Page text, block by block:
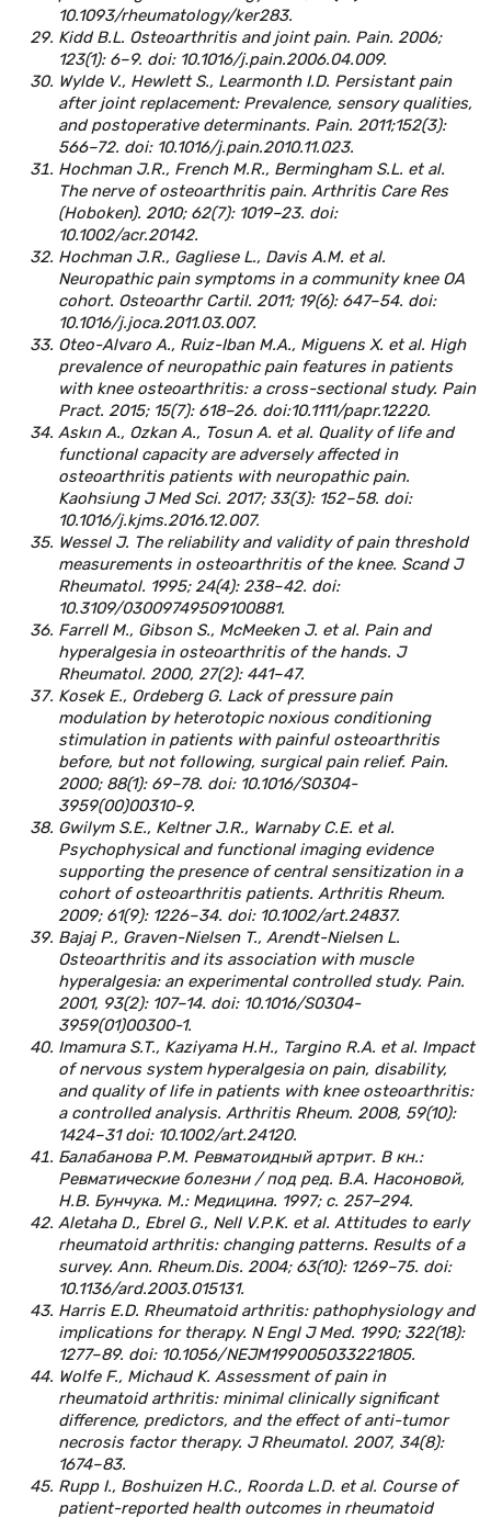
10.1093/rheumatology/ker283.
Kidd B.L. Osteoarthritis and joint pain. Pain. 2006;
123(1): 6–9. doi: 10.1016/j.pain.2006.04.009.
Wylde V., Hewlett S., Learmonth I.D. Persistant pain
after joint replacement: Prevalence, sensory qualities,
and postoperative determinants. Pain. 2011;152(3):
566–72. doi: 10.1016/j.pain.2010.11.023.
Hochman J.R., French M.R., Bermingham S.L. et al.
The nerve of osteoarthritis pain. Arthritis Care Res
(Hoboken). 2010; 62(7): 1019–23. doi:
10.1002/acr.20142.
Hochman J.R., Gagliese L., Davis A.M. et al.
Neuropathic pain symptoms in a community knee OA
cohort. Osteoarthr Cartil. 2011; 19(6): 647–54. doi:
10.1016/j.joca.2011.03.007.
Oteo-Alvaro A., Ruiz-Iban M.A., Miguens X. et al. High
prevalence of neuropathic pain features in patients
with knee osteoarthritis: a cross-sectional study. Pain
Pract. 2015; 15(7): 618–26. doi:10.1111/papr.12220.
Askın A., Ozkan A., Tosun A. et al. Quality of life and
functional capacity are adversely affected in
osteoarthritis patients with neuropathic pain.
Kaohsiung J Med Sci. 2017; 33(3): 152–58. doi:
10.1016/j.kjms.2016.12.007.
Wessel J. The reliability and validity of pain threshold
measurements in osteoarthritis of the knee. Scand J
Rheumatol. 1995; 24(4): 238–42. doi:
10.3109/03009749509100881.
Farrell M., Gibson S., McMeeken J. et al. Pain and
hyperalgesia in osteoarthritis of the hands. J
Rheumatol. 2000, 27(2): 441–47.
Kosek E., Ordeberg G. Lack of pressure pain
modulation by heterotopic noxious conditioning
stimulation in patients with painful osteoarthritis
before, but not following, surgical pain relief. Pain.
2000; 88(1): 69–78. doi: 10.1016/S0304-
3959(00)00310-9.
Gwilym S.E., Keltner J.R., Warnaby C.E. et al.
Psychophysical and functional imaging evidence
supporting the presence of central sensitization in a
cohort of osteoarthritis patients. Arthritis Rheum.
2009; 61(9): 1226–34. doi: 10.1002/art.24837.
Bajaj P., Graven-Nielsen T., Arendt-Nielsen L.
Osteoarthritis and its association with muscle
hyperalgesia: an experimental controlled study. Pain.
2001, 93(2): 107–14. doi: 10.1016/S0304-
3959(01)00300-1.
Imamura S.T., Kaziyama H.H., Targino R.A. et al. Impact
of nervous system hyperalgesia on pain, disability,
and quality of life in patients with knee osteoarthritis:
a controlled analysis. Arthritis Rheum. 2008, 59(10):
1424–31 doi: 10.1002/art.24120.
Балабанова Р.М. Ревматоидный артрит. В кн.:
Ревматические болезни / под ред. В.А. Насоновой,
Н.В. Бунчука. М.: Медицина. 1997; с. 257–294.
Aletaha D., Ebrel G., Nell V.P.K. et al. Attitudes to early
rheumatoid arthritis: changing patterns. Results of a
survey. Ann. Rheum.Dis. 2004; 63(10): 1269–75. doi:
10.1136/ard.2003.015131.
Harris E.D. Rheumatoid arthritis: pathophysiology and
implications for therapy. N Engl J Med. 1990; 322(18):
1277–89. doi: 10.1056/NEJM199005033221805.
Wolfe F., Michaud K. Assessment of pain in
rheumatoid arthritis: minimal clinically significant
difference, predictors, and the effect of anti-tumor
necrosis factor therapy. J Rheumatol. 2007, 34(8):
1674–83.
Rupp I., Boshuizen H.C., Roorda L.D. et al. Course of
patient-reported health outcomes in rheumatoid